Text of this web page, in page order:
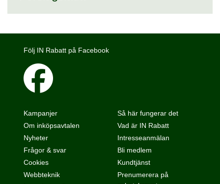
Följ IN Rabatt på Facebook
Kampanjer
Om inköpsavtalen
Nyheter
Frågor & svar
Så här fungerar det
Vad är IN Rabatt
Intresseanmälan
Bli medlem
Cookies
Webbteknik
Kundtjänst
Prenumerera på